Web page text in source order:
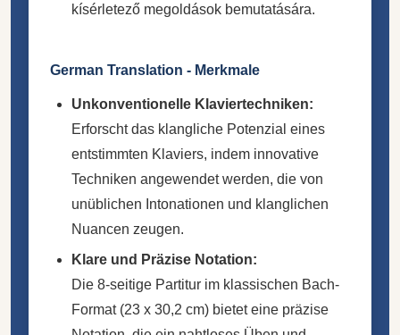
kísérletező megoldások bemutatására.
German Translation - Merkmale
Unkonventionelle Klaviertechniken:
Erforscht das klangliche Potenzial eines
entstimmten Klaviers, indem innovative
Techniken angewendet werden, die von
unüblichen Intonationen und klanglichen
Nuancen zeugen.
Klare und Präzise Notation:
Die 8-seitige Partitur im klassischen Bach-
Format (23 x 30,2 cm) bietet eine präzise